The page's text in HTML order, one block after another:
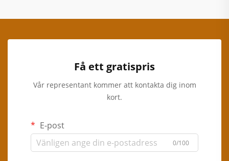
Få ett gratispris
Vår representant kommer att kontakta dig inom
kort.
E-post
0/100